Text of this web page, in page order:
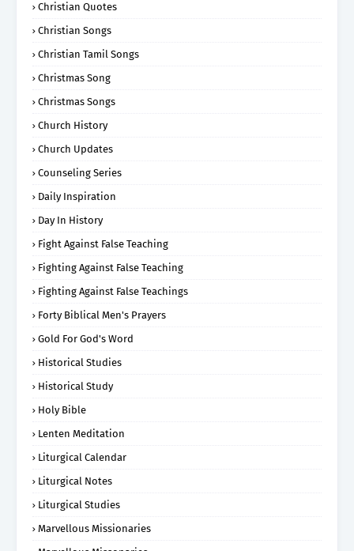
Christian Quotes
Christian Songs
Christian Tamil Songs
Christmas Song
Christmas Songs
Church History
Church Updates
Counseling Series
Daily Inspiration
Day In History
Fight Against False Teaching
Fighting Against False Teaching
Fighting Against False Teachings
Forty Biblical Men's Prayers
Gold For God's Word
Historical Studies
Historical Study
Holy Bible
Lenten Meditation
Liturgical Calendar
Liturgical Notes
Liturgical Studies
Marvellous Missionaries